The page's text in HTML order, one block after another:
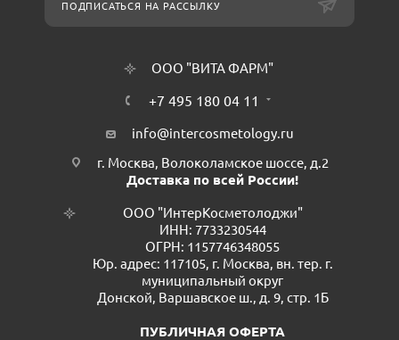
ПОДПИСАТЬСЯ НА РАССЫЛКУ
ООО "ВИТА ФАРМ"
+7 495 180 04 11
info@intercosmetology.ru
г. Москва, Волоколамское шоссе, д.2
Доставка по всей России!
ООО "ИнтерКосметолоджи"
ИНН: 7733230544
ОГРН: 1157746348055
Юр. адрес: 117105, г. Москва, вн. тер. г.
муниципальный округ
Донской, Варшавское ш., д. 9, стр. 1Б
ПУБЛИЧНАЯ ОФЕРТА